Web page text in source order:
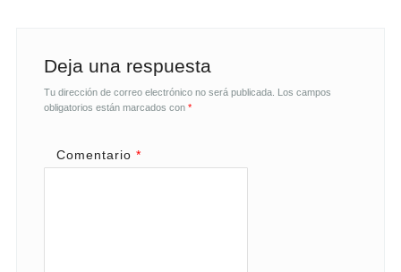
Deja una respuesta
Tu dirección de correo electrónico no será publicada. Los campos
obligatorios están marcados con *
Comentario *